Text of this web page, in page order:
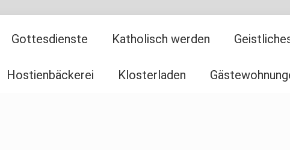
Gottesdienste Katholisch werden
Hostienbäckerei Klosterladen